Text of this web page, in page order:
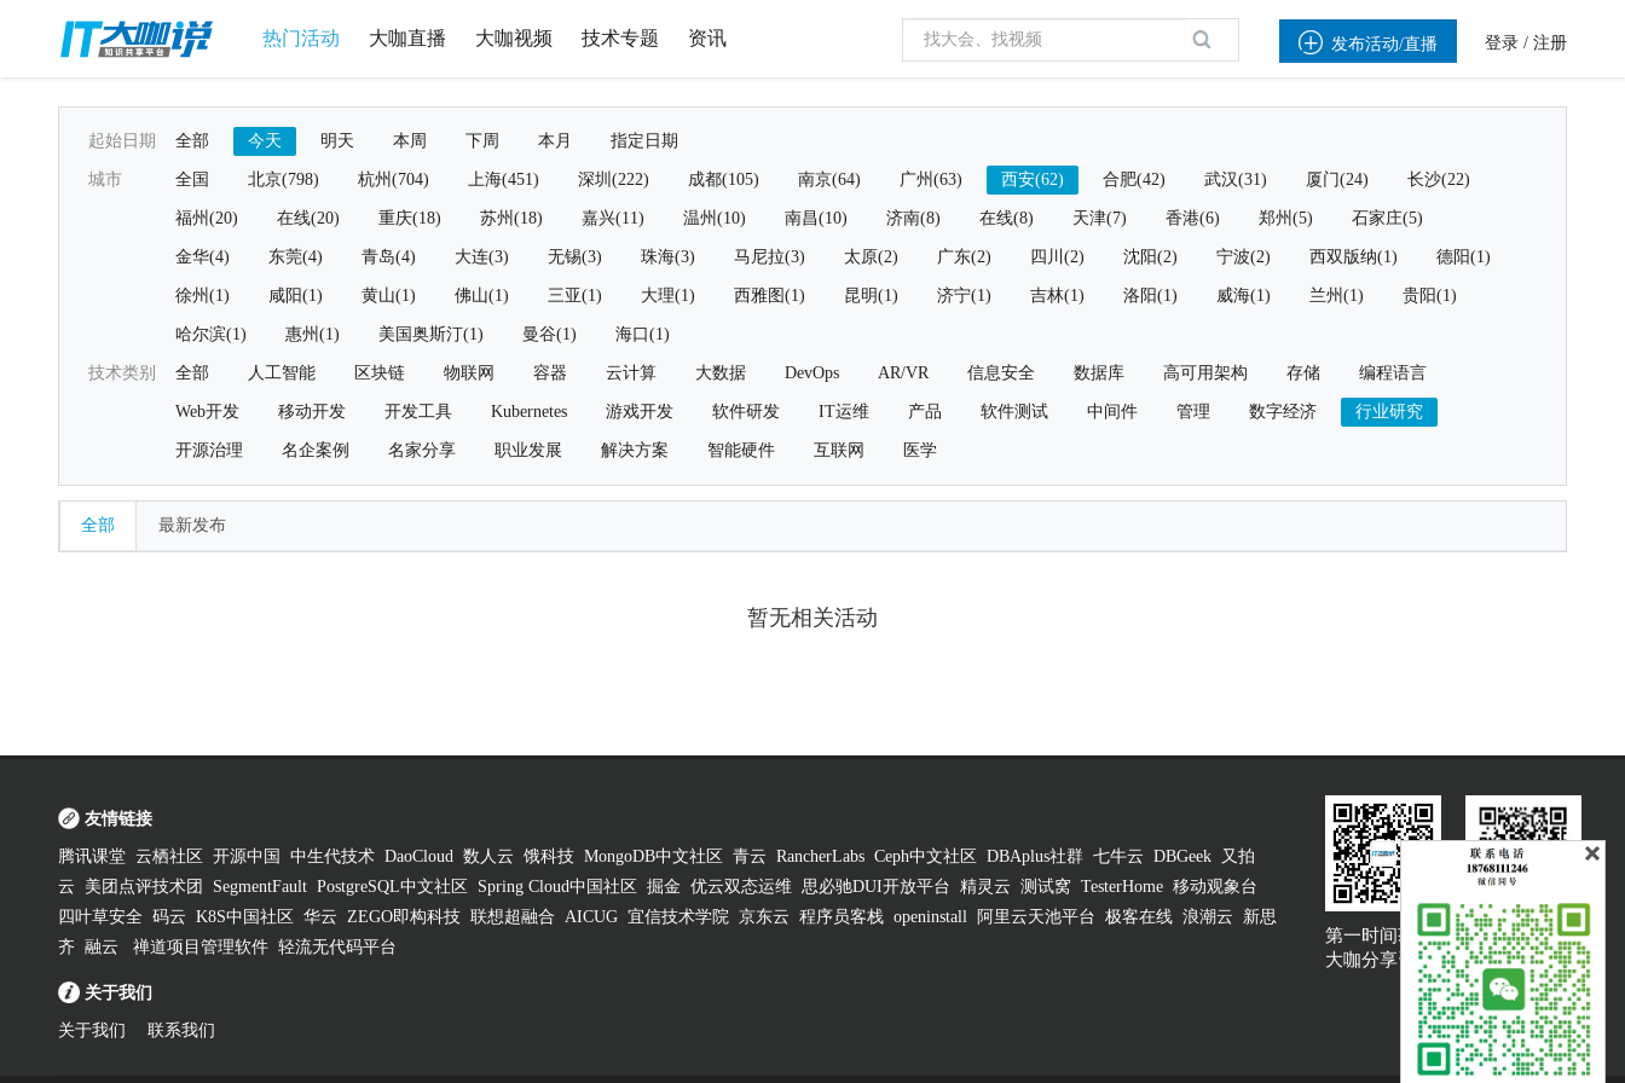
热门活动 大咖直播 大咖视频 技术专题 资讯  发布活动/直播 登录 / 注册
起始日期 全部 今天 明天 本周 下周 本月 指定日期
城市 全国 北京(798) 杭州(704) 上海(451) 深圳(222) 成都(105) 南京(64) 广州(63) 西安(62) 合肥(42) 武汉(31) 厦门(24) 长沙(22)
福州(20) 在线(20) 重庆(18) 苏州(18) 嘉兴(11) 温州(10) 南昌(10) 济南(8) 在线(8) 天津(7) 香港(6) 郑州(5) 石家庄(5)
金华(4) 东莞(4) 青岛(4) 大连(3) 无锡(3) 珠海(3) 马尼拉(3) 太原(2) 广东(2) 四川(2) 沈阳(2) 宁波(2) 西双版纳(1) 德阳(1)
徐州(1) 咸阳(1) 黄山(1) 佛山(1) 三亚(1) 大理(1) 西雅图(1) 昆明(1) 济宁(1) 吉林(1) 洛阳(1) 威海(1) 兰州(1) 贵阳(1)
哈尔滨(1) 惠州(1) 美国奥斯汀(1) 曼谷(1) 海口(1)
技术类别 全部 人工智能 区块链 物联网 容器 云计算 大数据 DevOps AR/VR 信息安全 数据库 高可用架构 存储 编程语言
Web开发 移动开发 开发工具 Kubernetes 游戏开发 软件研发 IT运维 产品 软件测试 中间件 管理 数字经济 行业研究
开源治理 名企案例 名家分享 职业发展 解决方案 智能硬件 互联网 医学
全部 最新发布
暂无相关活动
友情链接
腾讯课堂 云栖社区 开源中国 中生代技术 DaoCloud 数人云 饿科技 MongoDB中文社区 青云 RancherLabs Ceph中文社区 DBAplus社群 七牛云 DBGeek
又拍
云
美团点评技术团 SegmentFault PostgreSQL中文社区 Spring Cloud中国社区 掘金 优云双态运维 思必驰DUI开放平台 精灵云 测试窝 TesterHome 移动观象台
四叶草安全 码云 K8S中国社区 华云 ZEGO即构科技 联想超融合 AICUG 宜信技术学院 京东云 程序员客栈 openinstall 阿里云天池平台 极客在线 浪潮云
新思
齐 融云 禅道项目管理软件 轻流无代码平台
关于我们
关于我们 联系我们
第一时间获取
大咖分享资讯
大咖说吐槽客服